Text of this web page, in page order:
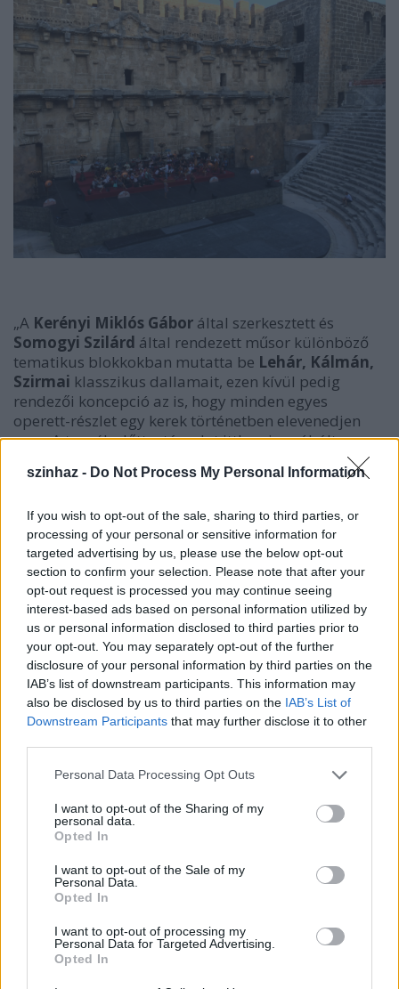
szinhaz - Do Not Process My Personal Information
If you wish to opt-out of the sale, sharing to third parties, or
processing of your personal or sensitive information for
targeted advertising by us, please use the below opt-out
section to confirm your selection. Please note that after your
opt-out request is processed you may continue seeing
interest-based ads based on personal information utilized by
us or personal information disclosed to third parties prior to
your opt-out. You may separately opt-out of the further
disclosure of your personal information by third parties on the
IAB’s list of downstream participants. This information may
also be disclosed by us to third parties on the IAB’s List of
Downstream Participants that may further disclose it to other
Please note that this website/app uses one or more Google
not limited to your visit or usage behaviour. You may click to
grant or deny consent to Google and its third-party tags to
use your data for below specified purposes in below Google
consent section.
Personal Data Processing Opt Outs
I want to opt-out of the Sharing of my
personal data.
Opted In
I want to opt-out of the Sale of my
Personal Data.
Opted In
I want to opt-out of processing my
Personal Data for Targeted Advertising.
Opted In
„A Kerényi Miklós Gábor által szerkesztett és
Somogyi Szilárd által rendezett műsor különböző
tematikus blokkokban mutatta be Lehár, Kálmán,
Szirmai klasszikus dallamait, ezen kívül pedig
rendezői koncepció az is, hogy minden egyes
operett-részlet egy kerek történetben elevenedjen
meg. A turnék előtt a társulat itthon is próbált,
adottságait, így Aspendosban elegendő volt a
Szilvikiemelve, hogy az amfiteátrum egyedi
akusztikája minden egyes hangot és rezdülést
tökéletesen visszaadott, ami a színpadon és a
nézőtéren egyaránt nagy élményt nyújtott.
Szendy Szilvivel